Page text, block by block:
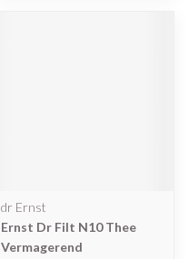
dr Ernst
Ernst Dr Filt N10 Thee
Vermagerend